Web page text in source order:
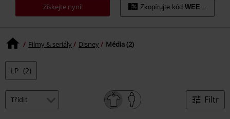
móda
Získejte nyní! Zkopírujte kód WEEKEND
Filmy & seriály Disney Média (2)
LP (2)
Filtr